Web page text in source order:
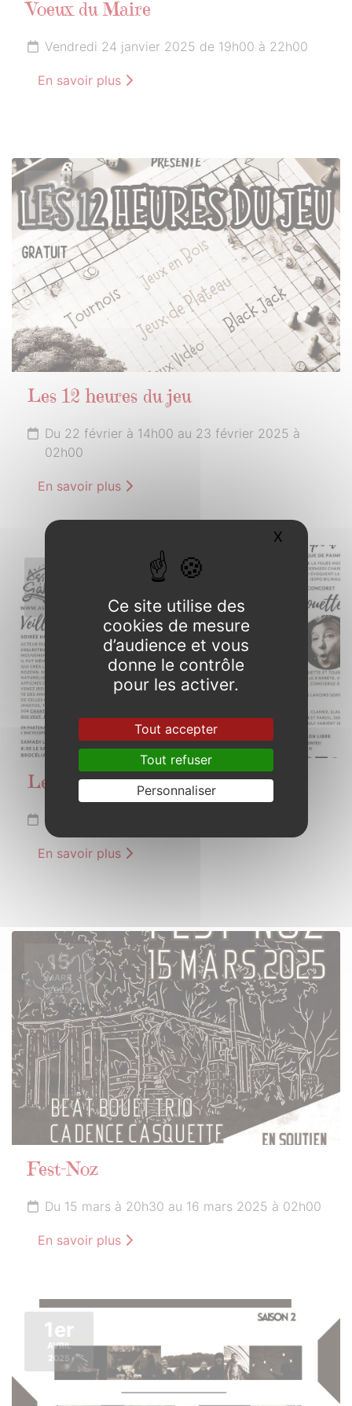
Voeux du Maire
Vendredi 24 janvier 2025 de 19h00 à 22h00
En savoir plus
22
FÉVRIER
2025
Les 12 heures du jeu
Du 22 février à 14h00 au 23 février 2025 à
02h00
En savoir plus
1er
Les charbonniers de Paimpont
Du 1er au 31 mars 2025
En savoir plus
15
MARS
2025
Fest-Noz
Du 15 mars à 20h30 au 16 mars 2025 à 02h00
En savoir plus
1er
AVRIL
2025
Ce site utilise des
cookies de mesure
d’audience et vous
donne le contrôle
pour les activer.
Tout accepter
Tout refuser
Personnaliser
X Masquer